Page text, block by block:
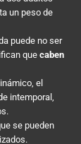
un peso de
puede no ser
que caben
el
intemporal,
se pueden